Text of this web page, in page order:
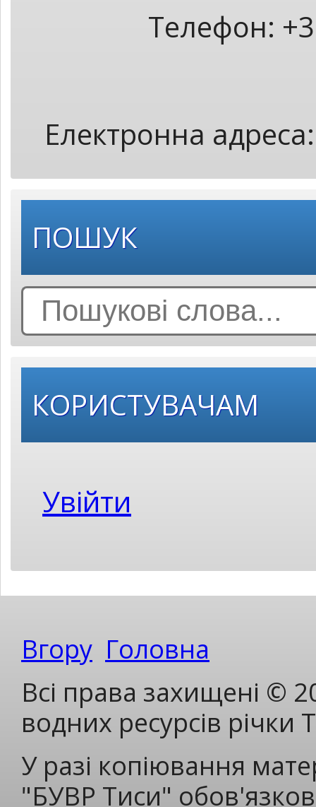
Телефон:
Електронна
ПОШУК
Search
for:
КОРИСТУВАЧАМ
Увійти
Вгору Головна
Всі права захищені ©
водних ресурсів річки
У разі копіювання
"БУВР Тиси"